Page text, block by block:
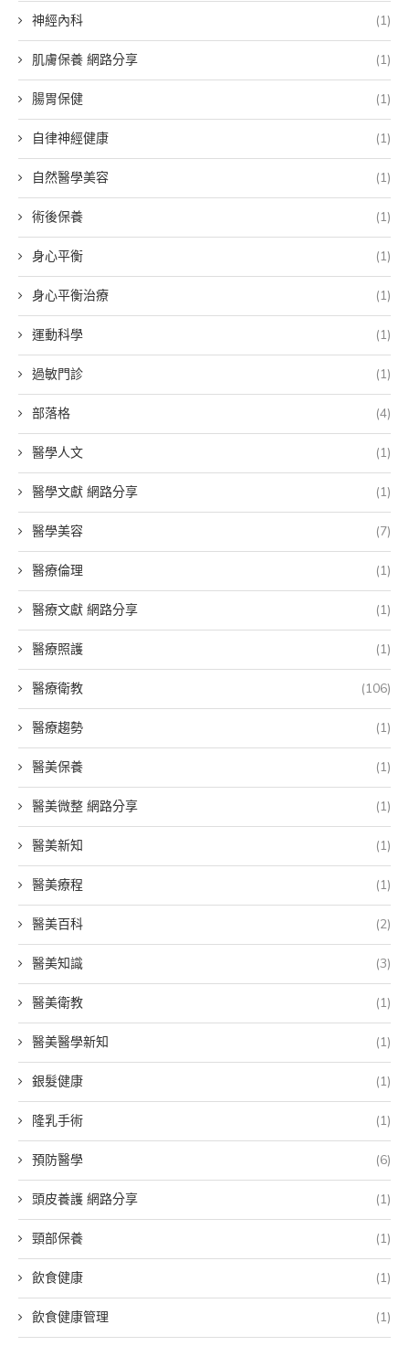
神經內科 (1)
肌膚保養 網路分享 (1)
腸胃保健 (1)
自律神經健康 (1)
自然醫學美容 (1)
術後保養 (1)
身心平衡 (1)
身心平衡治療 (1)
運動科學 (1)
過敏門診 (1)
部落格 (4)
醫學人文 (1)
醫學文獻 網路分享 (1)
醫學美容 (7)
醫療倫理 (1)
醫療文獻 網路分享 (1)
醫療照護 (1)
醫療衛教 (106)
醫療趨勢 (1)
醫美保養 (1)
醫美微整 網路分享 (1)
醫美新知 (1)
醫美療程 (1)
醫美百科 (2)
醫美知識 (3)
醫美衛教 (1)
醫美醫學新知 (1)
銀髮健康 (1)
隆乳手術 (1)
預防醫學 (6)
頭皮養護 網路分享 (1)
頸部保養 (1)
飲食健康 (1)
飲食健康管理 (1)